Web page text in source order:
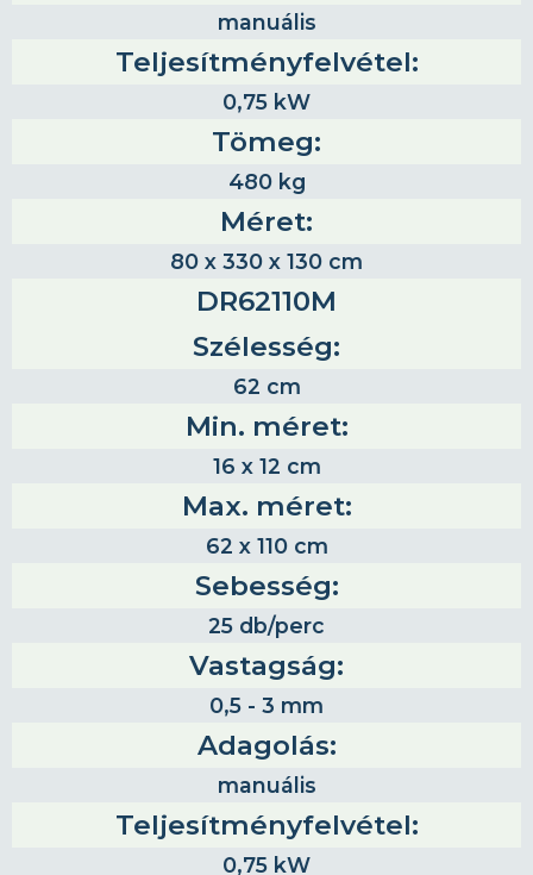
manuális
Teljesítményfelvétel:
0,75 kW
Tömeg:
480 kg
Méret:
80 x 330 x 130 cm
DR62110M
Szélesség:
62 cm
Min. méret:
16 x 12 cm
Max. méret:
62 x 110 cm
Sebesség:
25 db/perc
Vastagság:
0,5 - 3 mm
Adagolás:
manuális
Teljesítményfelvétel:
0,75 kW